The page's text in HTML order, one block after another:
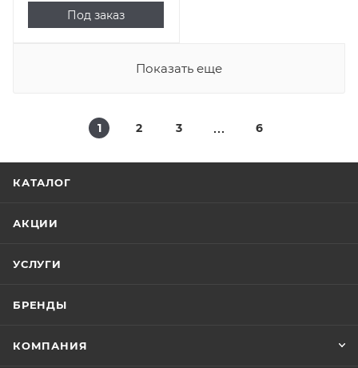
Под заказ
Показать еще
1 2 3 6
КАТАЛОГ
АКЦИИ
УСЛУГИ
БРЕНДЫ
КОМПАНИЯ